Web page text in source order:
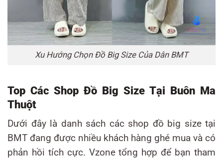
Xu Hướng Chọn Đồ Big Size Của Dân BMT
Top Các Shop Đồ Big Size Tại Buôn Ma
Thuột
Dưới đây là danh sách các shop đồ big size tại
BMT đang được nhiều khách hàng ghé mua và có
phản hồi tích cực. Vzone tổng hợp để bạn tham